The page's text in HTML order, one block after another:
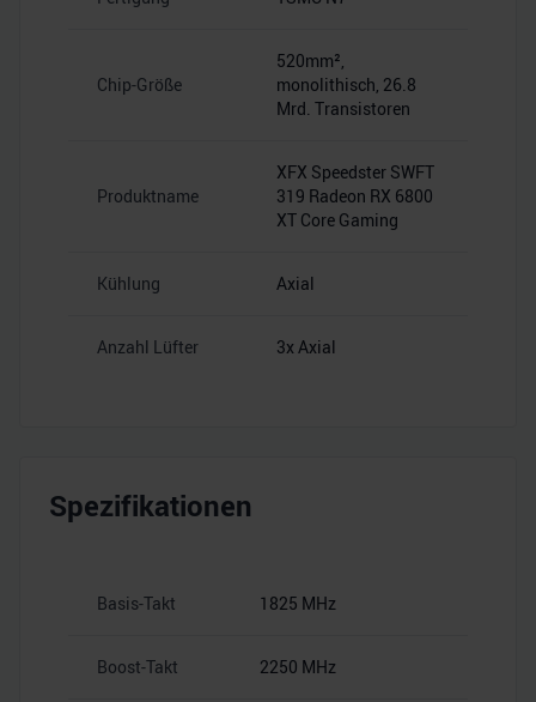
Chip-Größe
520mm²,
monolithisch, 26.8
Mrd. Transistoren
Produktname
XFX Speedster SWFT
319 Radeon RX 6800
XT Core Gaming
Kühlung Axial
Anzahl Lüfter 3x Axial
Spezifikationen
Basis-Takt 1825 MHz
Boost-Takt 2250 MHz